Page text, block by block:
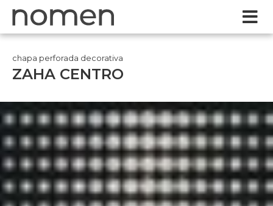
ZAHA CENTRO
chapa perforada decorativa